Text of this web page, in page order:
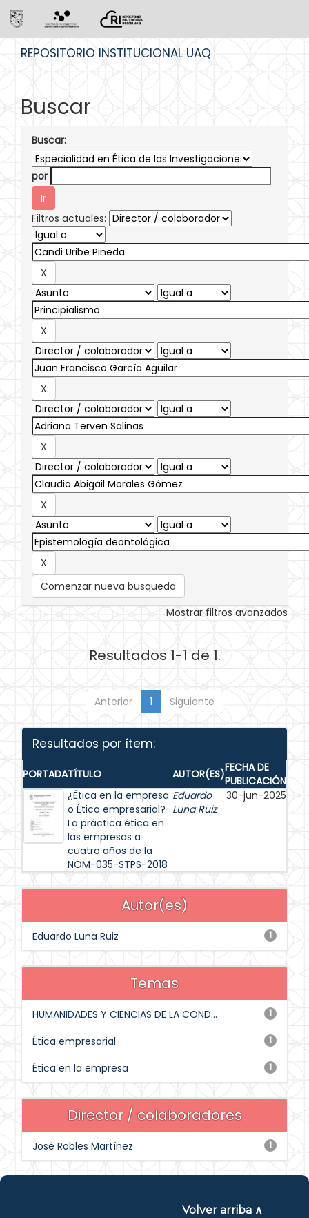
REPOSITORIO INSTITUCIONAL UAQ
Buscar
Buscar:
por
Filtros actuales:
Comenzar nueva busqueda
Mostrar filtros avanzados
Resultados 1-1 de 1.
Anterior 1 Siguiente
Resultados por ítem:
PORTADATÍTULO AUTOR(ES)FECHA DE
PUBLICACIÓN
¿Ética en la empresa
o Ética empresarial?
La práctica ética en
las empresas a
cuatro años de la
NOM-035-STPS-2018
Eduardo
Luna Ruiz
30-jun-2025
Autor(es)
1
Eduardo Luna Ruiz
Temas
1
HUMANIDADES Y CIENCIAS DE LA COND...
1
Ética empresarial
1
Ética en la empresa
Director / colaboradores
1
José Robles Martínez
Volver arriba ∧